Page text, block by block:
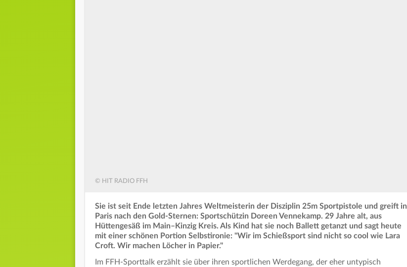
© HIT RADIO FFH
Sie ist seit Ende letzten Jahres Weltmeisterin der Disziplin 25m Sportpistole und greift in
Paris nach den Gold-Sternen: Sportschützin Doreen Vennekamp. 29 Jahre alt, aus
Hüttengesäß im Main–Kinzig Kreis. Als Kind hat sie noch Ballett getanzt und sagt heute
mit einer schönen Portion Selbstironie: "Wir im Schießsport sind nicht so cool wie Lara
Croft. Wir machen Löcher in Papier."
Im FFH-Sporttalk erzählt sie über ihren sportlichen Werdegang, der eher untypisch